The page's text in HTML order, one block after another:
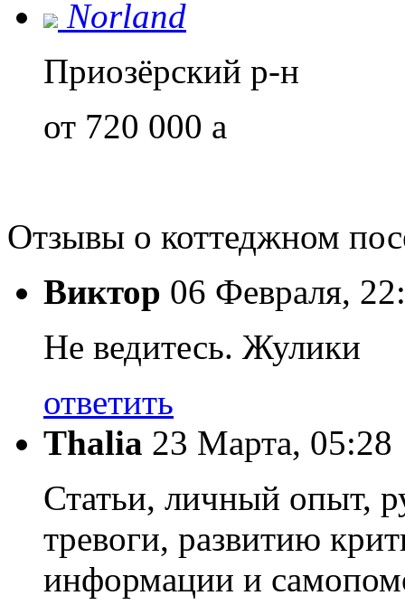
Norland
Приозёрский р-н
от 720 000 a
Отзывы о коттеджном
Виктор 06 Февраля,
Не ведитесь. Жулики
ответить
Thalia 23 Марта, 05:28
Статьи, личный опыт,
тревоги, развитию
информации и